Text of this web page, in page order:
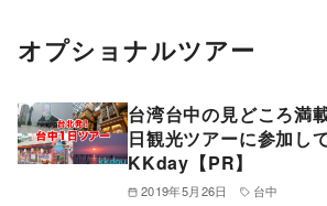
オプショナルツアー
台湾台中の見どころ満
日観光ツアーに参加し
KKday【PR】
2019年5月26日
台中